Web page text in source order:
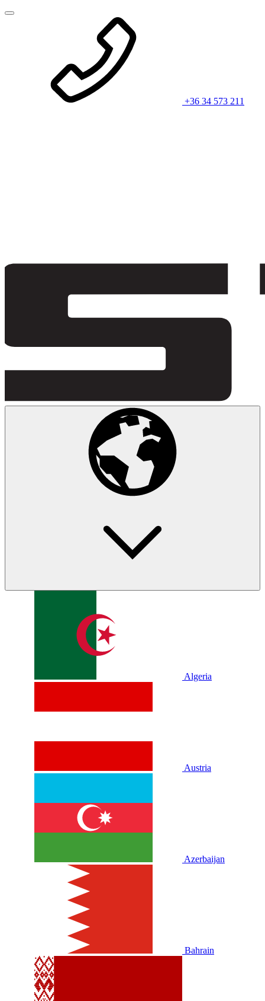
+36 34 573 211
Algeria
Austria
Azerbaijan
Bahrain